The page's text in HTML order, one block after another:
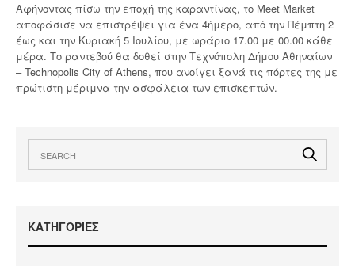
Αφήνοντας πίσω την εποχή της καραντίνας, το Meet Market
αποφάσισε να επιστρέψει για ένα 4ήμερο, από την Πέμπτη 2
έως και την Κυριακή 5 Ιουλίου, με ωράριο 17.00 με 00.00 κάθε
μέρα. Το ραντεβού θα δοθεί στην Τεχνόπολη Δήμου Αθηναίων
– Technopolis City of Athens, που ανοίγει ξανά τις πόρτες της με
πρώτιστη μέριμνα την ασφάλεια των επισκεπτών.
KΑΤΗΓΟΡΙΕΣ